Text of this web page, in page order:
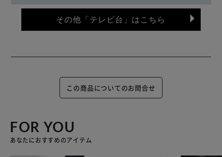
その他「テレビ台」はこちら
この商品についてのお問合せ
FOR YOU
あなたにおすすめのアイテム